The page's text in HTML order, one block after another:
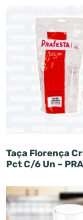
Taça Florença
Pct C/6 Un –